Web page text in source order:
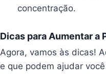
concentração.
Dicas para Aumentar a
Agora, vamos às dicas!
e que podem ajudar